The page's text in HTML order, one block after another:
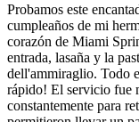
Probamos este
cumpleaños de mi
corazón de Miami
entrada, lasaña y la
dell'ammiraglio. Todo
rápido! El servicio fue
constantemente para